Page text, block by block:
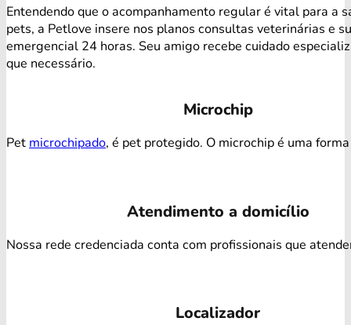
Entendendo que o acompanhamento regular é vital para a
pets, a Petlove insere nos planos consultas veterinárias e
emergencial 24 horas. Seu amigo recebe cuidado
que necessário.
Microchip
Pet microchipado, é pet protegido. O microchip é uma
Atendimento a domicílio
Nossa rede credenciada conta com profissionais que
Localizador